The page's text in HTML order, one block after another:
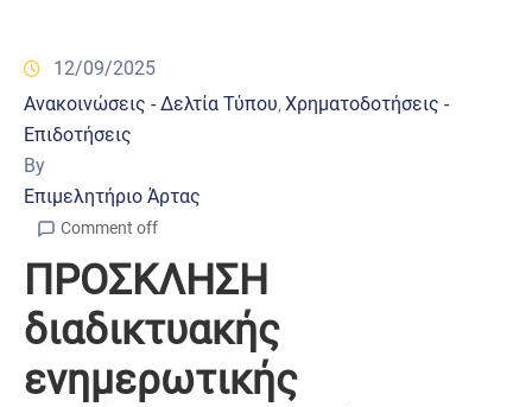
12/09/2025
Ανακοινώσεις - Δελτία Τύπου‚ Χρηματοδοτήσεις -
Επιδοτήσεις
By
Επιμελητήριο Άρτας
Comment off
ΠΡΟΣΚΛΗΣΗ
διαδικτυακής
ενημερωτικής